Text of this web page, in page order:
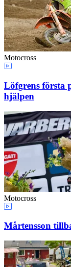
Motocross
Löfgrens första
hjälpen
Motocross
Mårtensson